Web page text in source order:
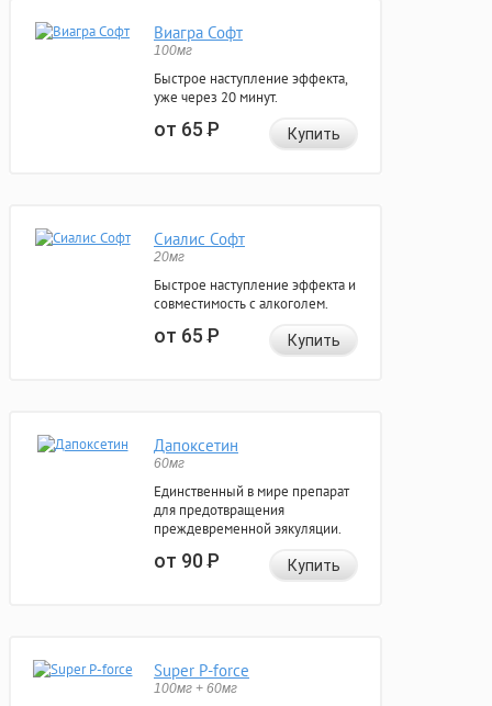
Виагра Софт
100мг
Быстрое наступление эффекта,
уже через 20 минут.
от 65Р Купить
Сиалис Софт
20мг
Быстрое наступление эффекта и
совместимость с алкоголем.
от 65Р Купить
Дапоксетин
60мг
Единственный в мире препарат
для предотвращения
преждевременной эякуляции.
от 90Р Купить
Super P-force
100мг + 60мг